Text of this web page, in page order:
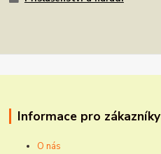
Informace pro zákazníky
O nás